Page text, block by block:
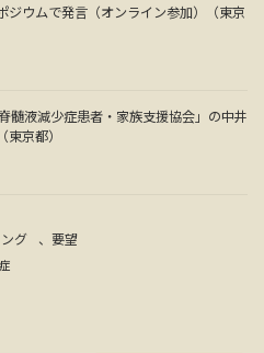
ジウムで発言（オンライン参加）（東京
液減少症患者・家族支援協会」の中井
京都）
グ 、 要望